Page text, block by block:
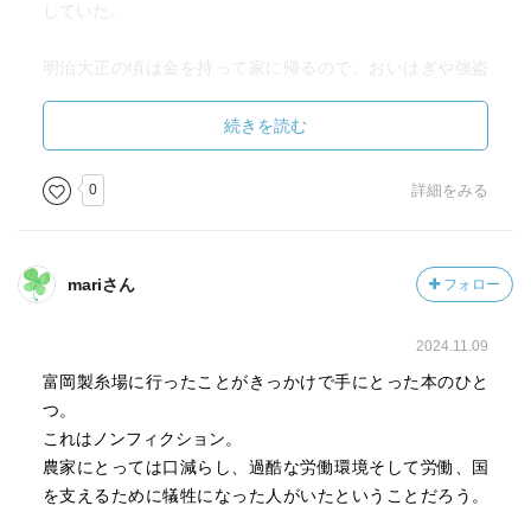
していた。
明治大正の頃は金を持って家に帰るので、おいはぎや強盗
持って帰るようになったとあった。
最初の頃は男の格好をして工場に行ったというのも書いて
あったのに、後になると女の姿のまま金持ってたの？そっ
ちの方が危険じゃないの？と思ってしまった。工場に行く
犯されるっていうのと最初は人数が少なくて危険ってこと
もあるのか。後になると五百人くらいの工女が峠を越えた
……五百人の工女の峠越えは想像がつかなかった。そんな
に若い子たちがいるっていうのも想像がつかない。
濃厚すぎた。製糸工場の歴史もだけど、農村の状況や文化
も書かれていて、これをもっとわかりやすくしたものを読
続きを読む
0 詳細をみる
mariさん フォロー
2024.11.09
富岡製糸場に行ったことがきっかけで手にとった本のひと
つ。
これはノンフィクション。
農家にとっては口減らし、過酷な労働環境そして労働、国
を支えるために犠牲になった人がいたということだろう。